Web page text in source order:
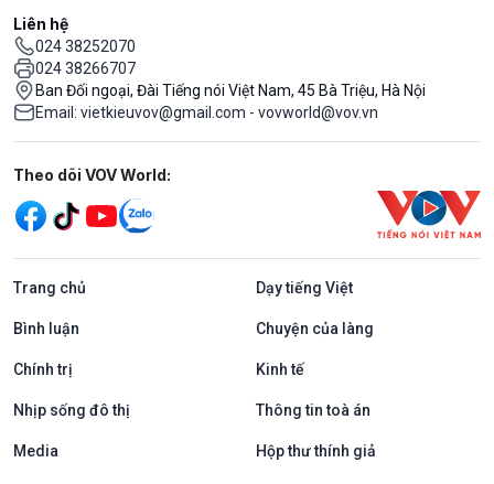
Liên hệ
024 38252070
024 38266707
Ban Đối ngoại, Đài Tiếng nói Việt Nam, 45 Bà Triệu, Hà Nội
Email: vietkieuvov@gmail.com - vovworld@vov.vn
Mạng xã hội
Theo dõi VOV World:
Trang chủ Dạy tiếng Việt
Bình luận Chuyện của làng
Chính trị Kinh tế
Nhịp sống đô thị Thông tin toà án
Media Hộp thư thính giả